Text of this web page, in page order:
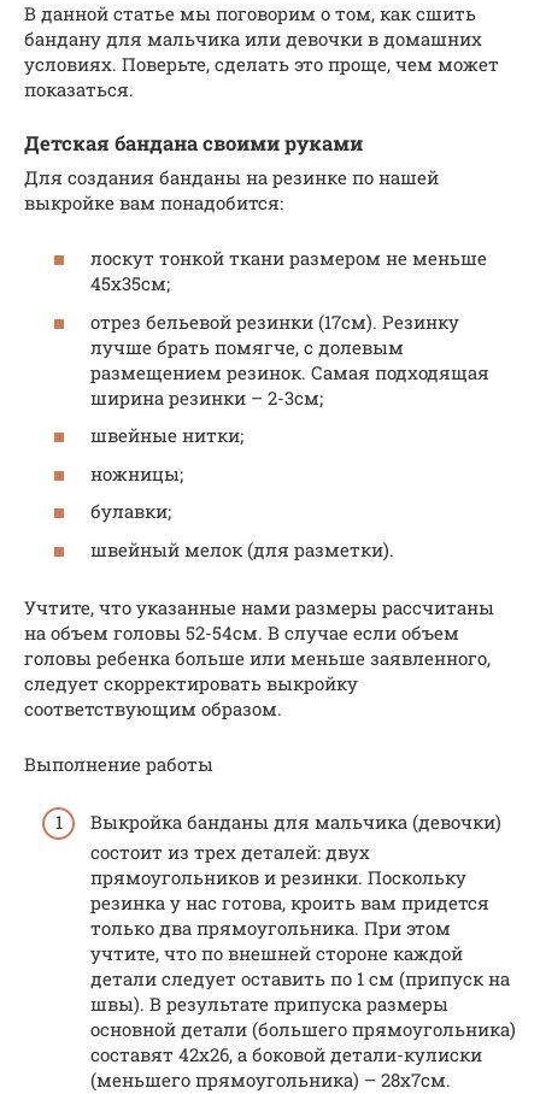
В данной статье мы поговорим о том, как сшить
бандану для мальчика или девочки в домашних
условиях. Поверьте, сделать это проще, чем может
показаться.
Детская бандана своими руками
Для создания банданы на резинке по нашей
выкройке вам понадобится:
лоскут тонкой ткани размером не меньше
45х35см;
отрез бельевой резинки (17см). Резинку
лучше брать помягче, с долевым
размещением резинок. Самая подходящая
ширина резинки – 2-3см;
швейные нитки;
ножницы;
булавки;
швейный мелок (для разметки).
Учтите, что указанные нами размеры рассчитаны
на объем головы 52-54см. В случае если объем
головы ребенка больше или меньше заявленного,
следует скорректировать выкройку
соответствующим образом.
Выполнение работы
Выкройка банданы для мальчика (девочки)
состоит из трех деталей: двух
прямоугольников и резинки. Поскольку
резинка у нас готова, кроить вам придется
только два прямоугольника. При этом
учтите, что по внешней стороне каждой
детали следует оставить по 1 см (припуск на
швы). В результате припуска размеры
основной детали (большего прямоугольника)
составят 42х26, а боковой детали-кулиски
(меньшего прямоугольника) – 28х7см.